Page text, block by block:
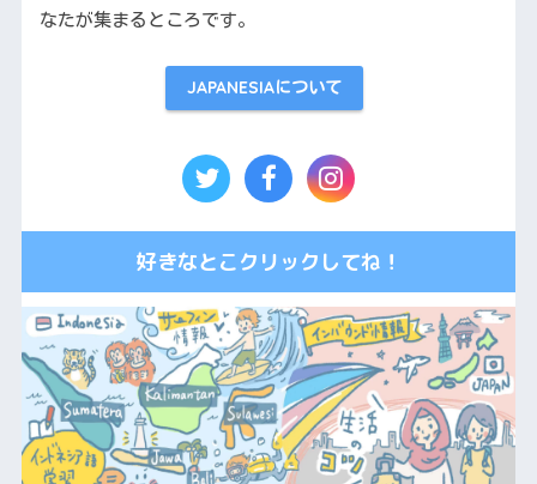
なたが集まるところです。
JAPANESIAについて
好きなとこクリックしてね！